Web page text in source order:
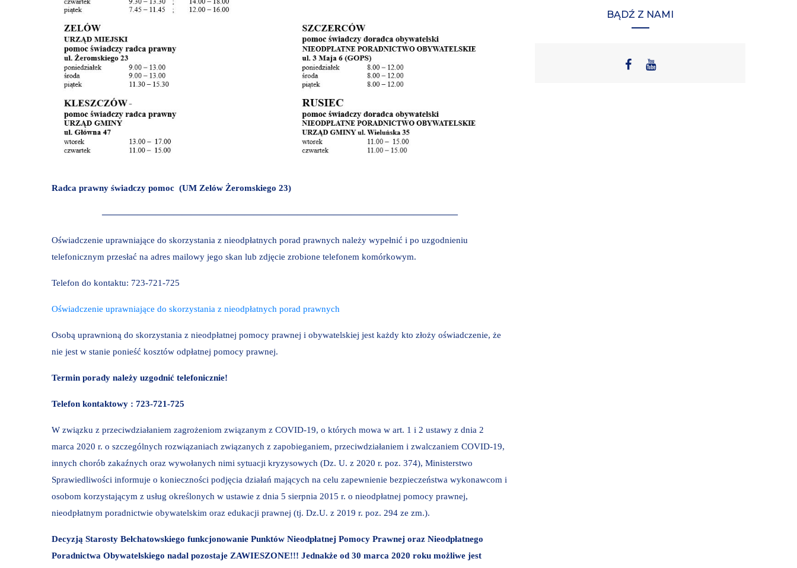
Radca prawny świadczy pomoc (UM Zelów Żeromskiego 23)
————————————————————————————————————————
Oświadczenie uprawniające do skorzystania z nieodpłatnych porad prawnych należy wypełnić i po uzgodnieniu
telefonicznym przesłać na adres mailowy jego skan lub zdjęcie zrobione telefonem komórkowym.
Telefon do kontaktu: 723-721-725
Oświadczenie uprawniające do skorzystania z nieodpłatnych porad prawnych
Osobą uprawnioną do skorzystania z nieodpłatnej pomocy prawnej i obywatelskiej jest każdy kto złoży oświadczenie, że
nie jest w stanie ponieść kosztów odpłatnej pomocy prawnej.
Termin porady należy uzgodnić telefonicznie!
Telefon kontaktowy : 723-721-725
W związku z przeciwdziałaniem zagrożeniom związanym z COVID-19, o których mowa w art. 1 i 2 ustawy z dnia 2
marca 2020 r. o szczególnych rozwiązaniach związanych z zapobieganiem, przeciwdziałaniem i zwalczaniem COVID-19,
innych chorób zakaźnych oraz wywołanych nimi sytuacji kryzysowych (Dz. U. z 2020 r. poz. 374), Ministerstwo
Sprawiedliwości informuje o konieczności podjęcia działań mających na celu zapewnienie bezpieczeństwa wykonawcom i
osobom korzystającym z usług określonych w ustawie z dnia 5 sierpnia 2015 r. o nieodpłatnej pomocy prawnej,
nieodpłatnym poradnictwie obywatelskim oraz edukacji prawnej (tj. Dz.U. z 2019 r. poz. 294 ze zm.).
Decyzją Starosty Bełchatowskiego funkcjonowanie Punktów Nieodpłatnej Pomocy Prawnej oraz Nieodpłatnego
Poradnictwa Obywatelskiego nadal pozostaje ZAWIESZONE!!! Jednakże od 30 marca 2020 roku możliwe jest
BĄDŹ Z NAMI